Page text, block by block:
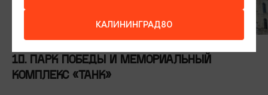
10. ПАРК ПОБЕДЫ И МЕМОРИАЛЬНЫЙ
КОМПЛЕКС «ТАНК»
КАЛИНИНГРАД80